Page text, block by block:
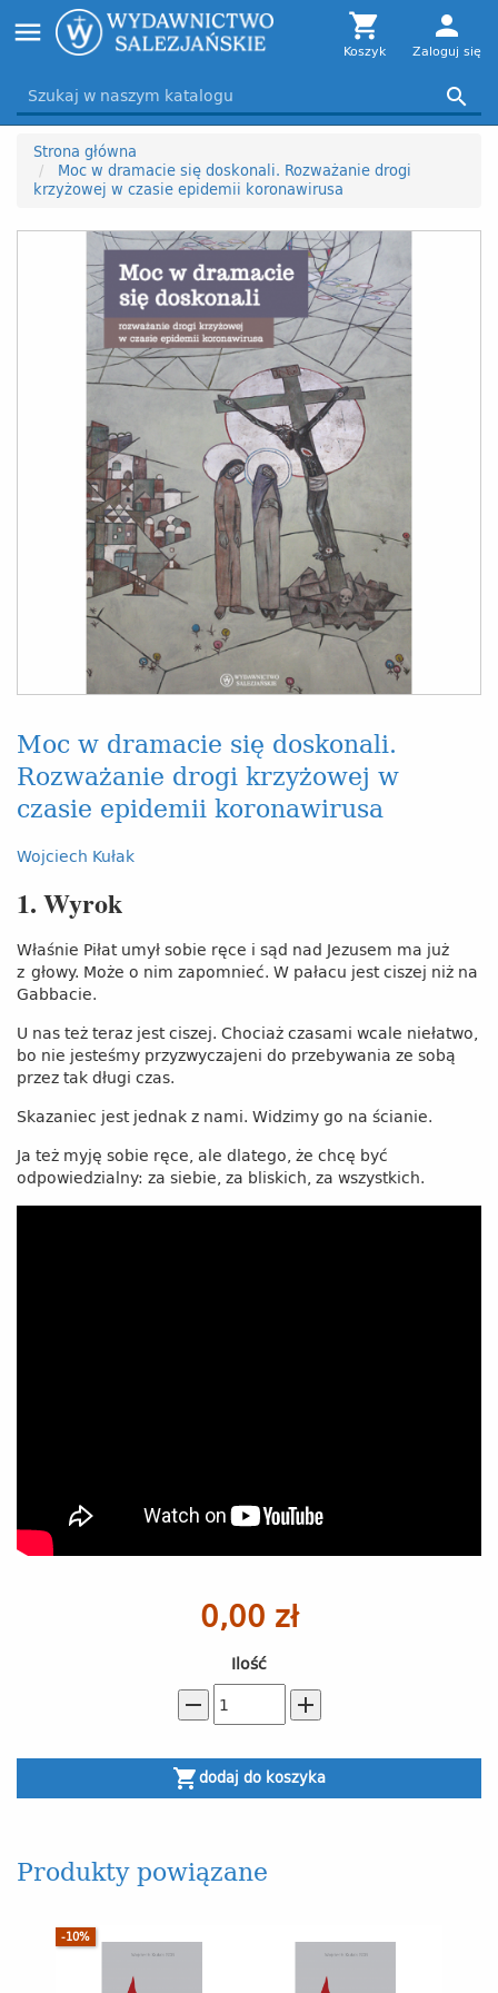
navigation
menu 
Koszyk
person
Zaloguj się

Strona główna
Moc w dramacie się doskonali. Rozważanie drogi
krzyżowej w czasie epidemii koronawirusa
Moc w dramacie się doskonali.
Rozważanie drogi krzyżowej w
czasie epidemii koronawirusa
Wojciech Kułak
1. Wyrok
Właśnie Piłat umył sobie ręce i sąd nad Jezusem ma już
z głowy. Może o nim zapomnieć. W pałacu jest ciszej niż na
Gabbacie.
U nas też teraz jest ciszej. Chociaż czasami wcale niełatwo,
bo nie jesteśmy przyzwyczajeni do przebywania ze sobą
przez tak długi czas.
Skazaniec jest jednak z nami. Widzimy go na ścianie.
Ja też myję sobie ręce, ale dlatego, że chcę być
odpowiedzialny: za siebie, za bliskich, za wszystkich.
0,00 zł
Ilość
remove add
shopping_cartdodaj do koszyka
Produkty powiązane
-10%